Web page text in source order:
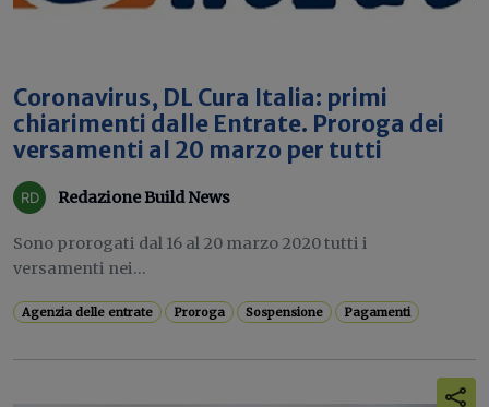
Coronavirus, DL Cura Italia: primi
chiarimenti dalle Entrate. Proroga dei
versamenti al 20 marzo per tutti
Redazione Build News
Sono prorogati dal 16 al 20 marzo 2020 tutti i
versamenti nei...
Agenzia delle entrate Proroga Sospensione Pagamenti